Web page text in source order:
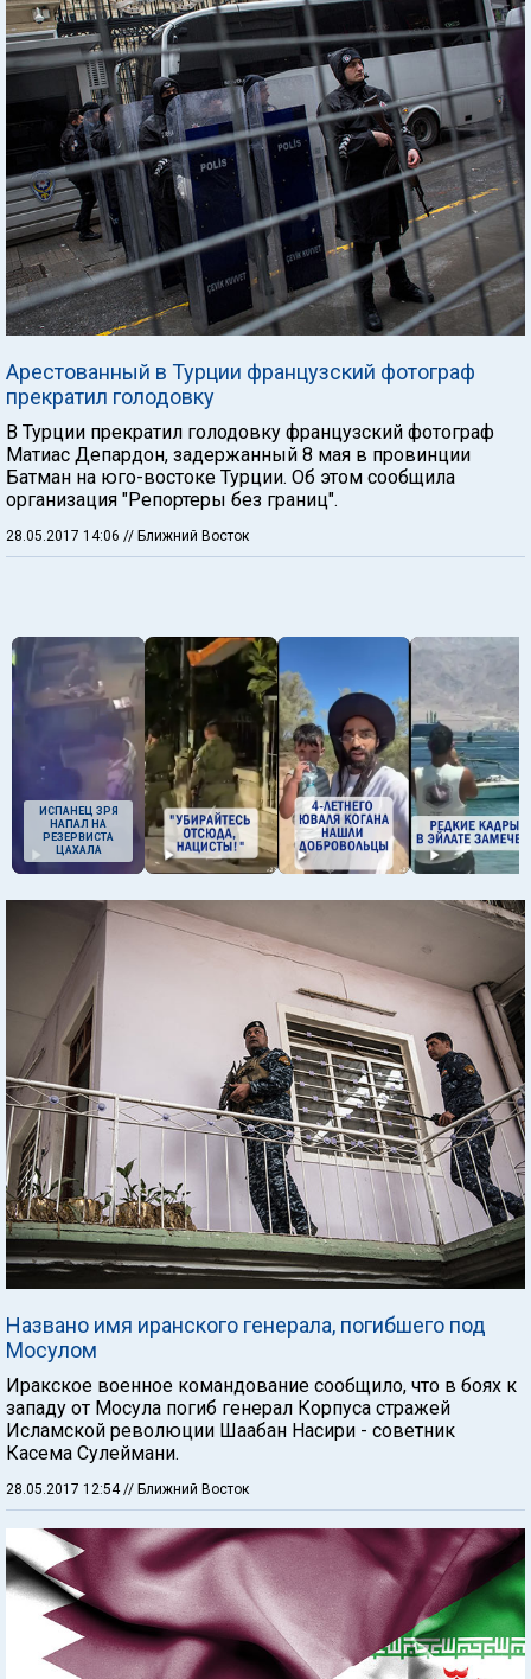
Арестованный в Турции французский фотограф
прекратил голодовку
В Турции прекратил голодовку французский фотограф
Матиас Депардон, задержанный 8 мая в провинции
Батман на юго-востоке Турции. Об этом сообщила
организация "Репортеры без границ".
28.05.2017 14:06 // Ближний Восток
ИСПАНЕЦ ЗРЯ
НАПАЛ НА
РЕЗЕРВИСТА
ЦАХАЛА
Названо имя иранского генерала, погибшего под
Мосулом
Иракское военное командование сообщило, что в боях к
западу от Мосула погиб генерал Корпуса стражей
Исламской революции Шаабан Насири - советник
Касема Сулеймани.
28.05.2017 12:54// Ближний Восток